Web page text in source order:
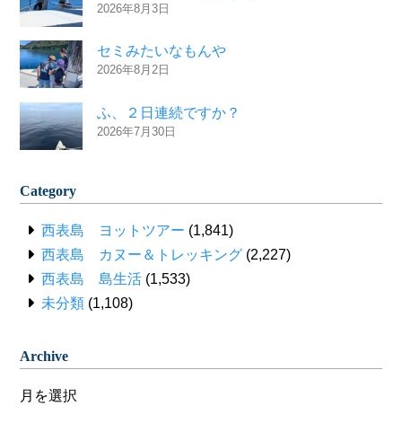
2026年8月3日
セミみたいなもんや
2026年8月2日
ふ、２日連続ですか？
2026年7月30日
Category
西表島 ヨットツアー (1,841)
西表島 カヌー＆トレッキング (2,227)
西表島 島生活 (1,533)
未分類 (1,108)
Archive
Archive